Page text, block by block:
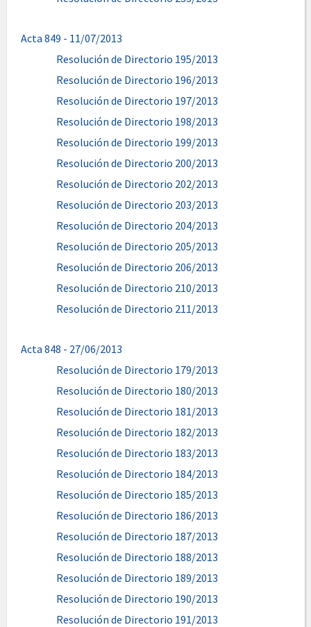
Acta 849 - 11/07/2013
Resolución de Directorio 195/2013
Resolución de Directorio 196/2013
Resolución de Directorio 197/2013
Resolución de Directorio 198/2013
Resolución de Directorio 199/2013
Resolución de Directorio 200/2013
Resolución de Directorio 202/2013
Resolución de Directorio 203/2013
Resolución de Directorio 204/2013
Resolución de Directorio 205/2013
Resolución de Directorio 206/2013
Resolución de Directorio 210/2013
Resolución de Directorio 211/2013
Acta 848 - 27/06/2013
Resolución de Directorio 179/2013
Resolución de Directorio 180/2013
Resolución de Directorio 181/2013
Resolución de Directorio 182/2013
Resolución de Directorio 183/2013
Resolución de Directorio 184/2013
Resolución de Directorio 185/2013
Resolución de Directorio 186/2013
Resolución de Directorio 187/2013
Resolución de Directorio 188/2013
Resolución de Directorio 189/2013
Resolución de Directorio 190/2013
Resolución de Directorio 191/2013